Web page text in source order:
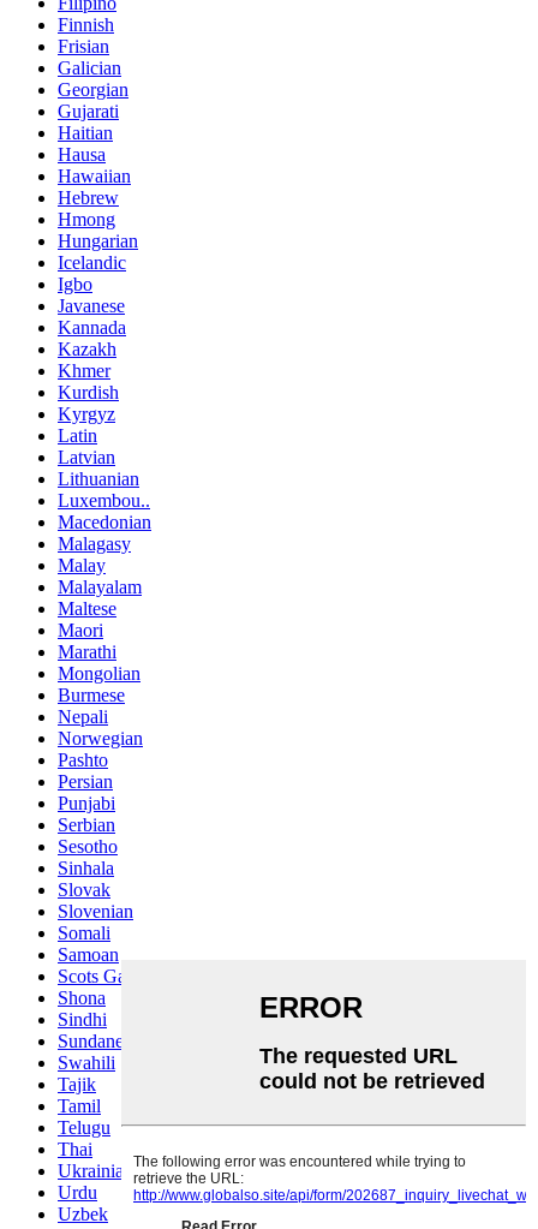
Finnish
Frisian
Galician
Georgian
Gujarati
Haitian
Hausa
Hawaiian
Hebrew
Hmong
Hungarian
Icelandic
Igbo
Javanese
Kannada
Kazakh
Khmer
Kurdish
Kyrgyz
Latin
Latvian
Lithuanian
Luxembou..
Macedonian
Malagasy
Malay
Malayalam
Maltese
Maori
Marathi
Mongolian
Burmese
Nepali
Norwegian
Pashto
Persian
Punjabi
Serbian
Sesotho
Sinhala
Slovak
Slovenian
Somali
Samoan
Scots Gaelic
Shona
Sindhi
Sundanese
Swahili
Tajik
Tamil
Telugu
Thai
Ukrainian
Urdu
Uzbek